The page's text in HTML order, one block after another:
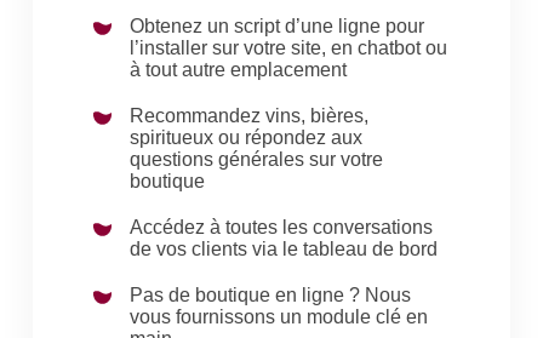
Obtenez un script d’une ligne pour
l’installer sur votre site, en chatbot ou
à tout autre emplacement
Recommandez vins, bières,
spiritueux ou répondez aux
questions générales sur votre
boutique
Accédez à toutes les conversations
de vos clients via le tableau de bord
Pas de boutique en ligne ? Nous
vous fournissons un module clé en